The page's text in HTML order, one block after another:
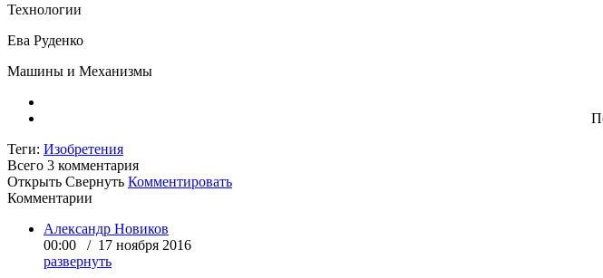
Технологии
Ева Руденко
Машины и Механизмы
Теги: Изобретения
Всего 3 комментария
Открыть Свернуть Комментировать
Комментарии
Александр Новиков
00:00 / 17 ноября 2016
развернуть